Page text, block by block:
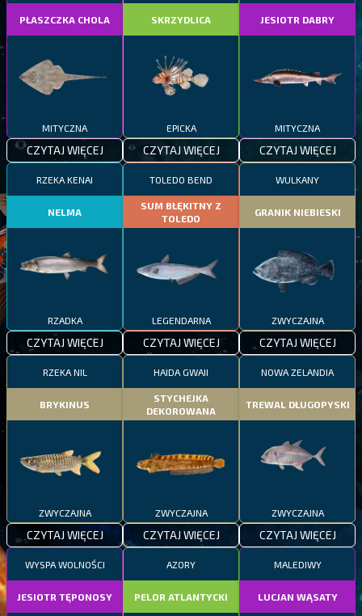
PŁASZCZKA CHOLA
MITYCZNA
CZYTAJ WIĘCEJ
SKRZYDLICA
EPICKA
CZYTAJ WIĘCEJ
JESIOTR DABRY
MITYCZNA
CZYTAJ WIĘCEJ
RZEKA KENAI
NELMA
RZADKA
CZYTAJ WIĘCEJ
TOLEDO BEND
SUM BŁĘKITNY Z
TOLEDO
LEGENDARNA
CZYTAJ WIĘCEJ
WULKANY
GRANIK NIEBIESKI
ZWYCZAJNA
CZYTAJ WIĘCEJ
RZEKA NIL
BRYKINUS
ZWYCZAJNA
CZYTAJ WIĘCEJ
HAIDA GWAII
STYCHEJKA
DEKOROWANA
ZWYCZAJNA
CZYTAJ WIĘCEJ
NOWA ZELANDIA
TREWAL DŁUGOPYSKI
ZWYCZAJNA
CZYTAJ WIĘCEJ
WYSPA WOLNOŚCI
JESIOTR TĘPONOSY
AZORY
PELOR ATLANTYCKI
MALEDIWY
LUCJAN WĄSATY